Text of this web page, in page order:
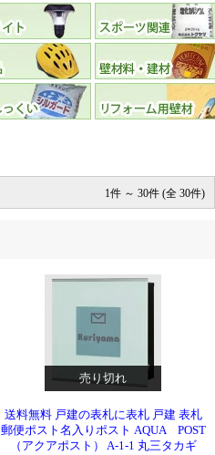
1件 ～ 30件 (全 30件)
売り切れ
送料無料 戸建の表札に表札 戸建 表札
郵便ポスト名入りポスト AQUA POST
（アクアポスト） A-1-1 丸三タカギ